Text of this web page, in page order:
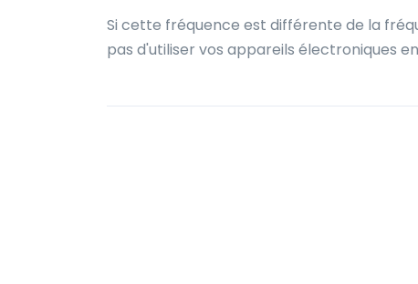
Si cette fréquence est différente de la
pas d'utiliser vos appareils électroniques